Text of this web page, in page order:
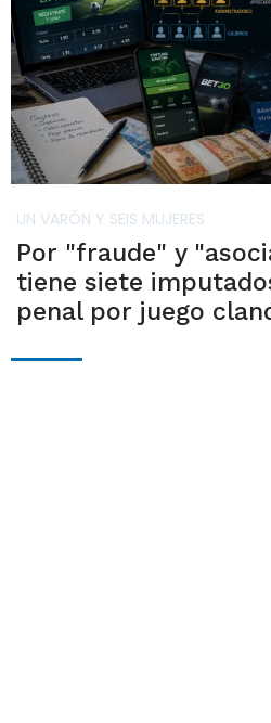
UN VARÓN Y SEIS MUJERES
Por "fraude" y
tiene siete
penal por juego